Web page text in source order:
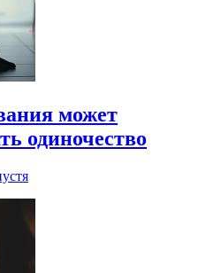
может
одиночество